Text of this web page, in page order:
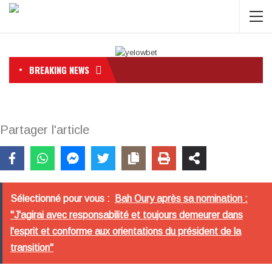
BREAKING NEWS
Partager l'article
Sélectionné pour vous :
Bah Oury après sa nomination :
"J'agirai avec responsabilité et toujours demeurer dans
l'esprit et conforme aux orientations du président de la
transition"